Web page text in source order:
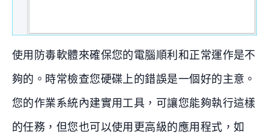
使用防毒軟體來確保您的電腦順利和正常運作是不
夠的。時常檢查您硬碟上的錯誤是一個好的主意。
您的作業系統內建實用工具，可讓您能夠執行這樣
的任務，但您也可以使用更高級的應用程式，如